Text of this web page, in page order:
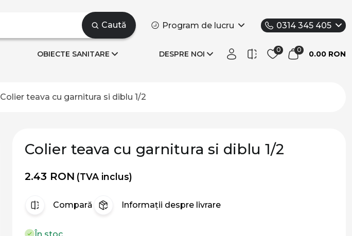
Caută Program de lucru 0314 345 405
OBIECTE SANITARE DESPRE NOI 0.00 RON
Colier teava cu garnitura si diblu 1/2
Colier teava cu garnitura si diblu 1/2
2.43 RON (TVA inclus)
Compară Informații despre livrare